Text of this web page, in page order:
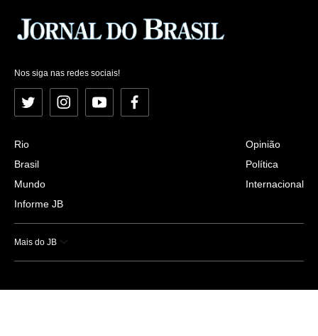
Nos siga nas redes sociais!
Twitter InstagramYouTubeFacebook
Rio
Brasil
Mundo
Informe JB
Opinião
Política
Internacional
Mais do JB
Esportes